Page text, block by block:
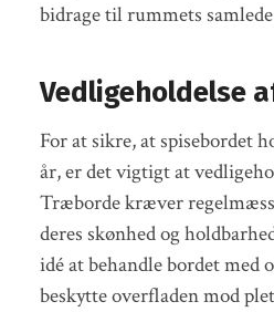
bidrage til rummets
Vedligeholdelse
For at sikre, at spisebordet
år, er det vigtigt at
Træborde kræver
deres skønhed og
idé at behandle bordet med
beskytte overfladen mod